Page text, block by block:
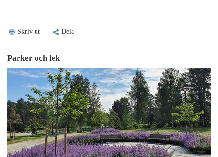
Skriv ut Dela
Parker och lek